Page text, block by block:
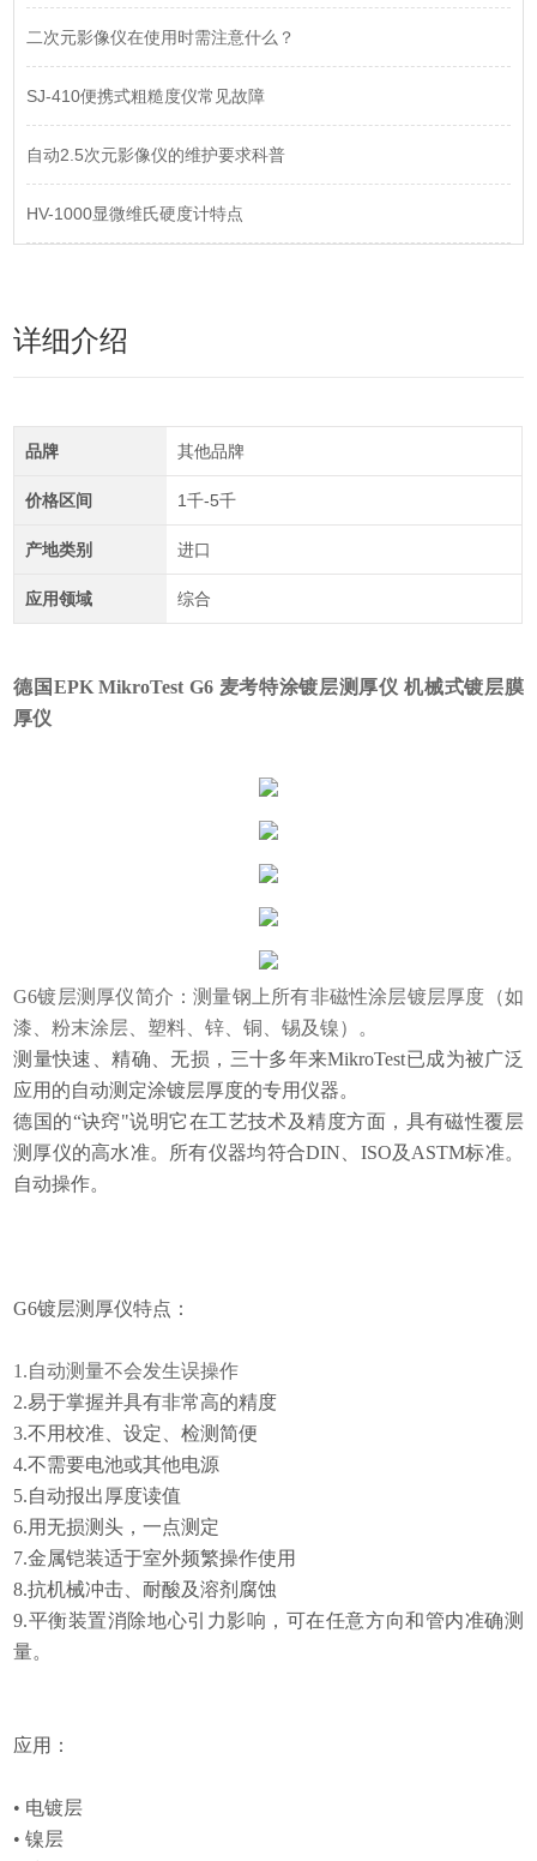
二次元影像仪在使用时需注意什么？
SJ-410便携式粗糙度仪常见故障
自动2.5次元影像仪的维护要求科普
HV-1000显微维氏硬度计特点
详细介绍
品牌 其他品牌
价格区间 1千-5千
产地类别 进口
应用领域 综合
德国EPK MikroTest G6 麦考特涂镀层测厚仪 机械式镀层膜
厚仪
G6镀层测厚仪简介：测量钢上所有非磁性涂层镀层厚度（如
漆、粉末涂层、塑料、锌、铜、锡及镍）。
测量快速、精确、无损，三十多年来MikroTest已成为被广泛
应用的自动测定涂镀层厚度的专用仪器。
德国的“诀窍"说明它在工艺技术及精度方面，具有磁性覆层
测厚仪的高水准。所有仪器均符合DIN、ISO及ASTM标准。
自动操作。
G6镀层测厚仪特点：
1.自动测量不会发生误操作
2.易于掌握并具有非常高的精度
3.不用校准、设定、检测简便
4.不需要电池或其他电源
5.自动报出厚度读值
6.用无损测头，一点测定
7.金属铠装适于室外频繁操作使用
8.抗机械冲击、耐酸及溶剂腐蚀
9.平衡装置消除地心引力影响，可在任意方向和管内准确测
量。
应用：
• 电镀层
• 镍层